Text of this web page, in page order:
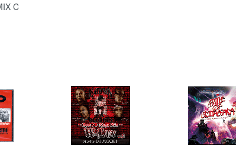
C